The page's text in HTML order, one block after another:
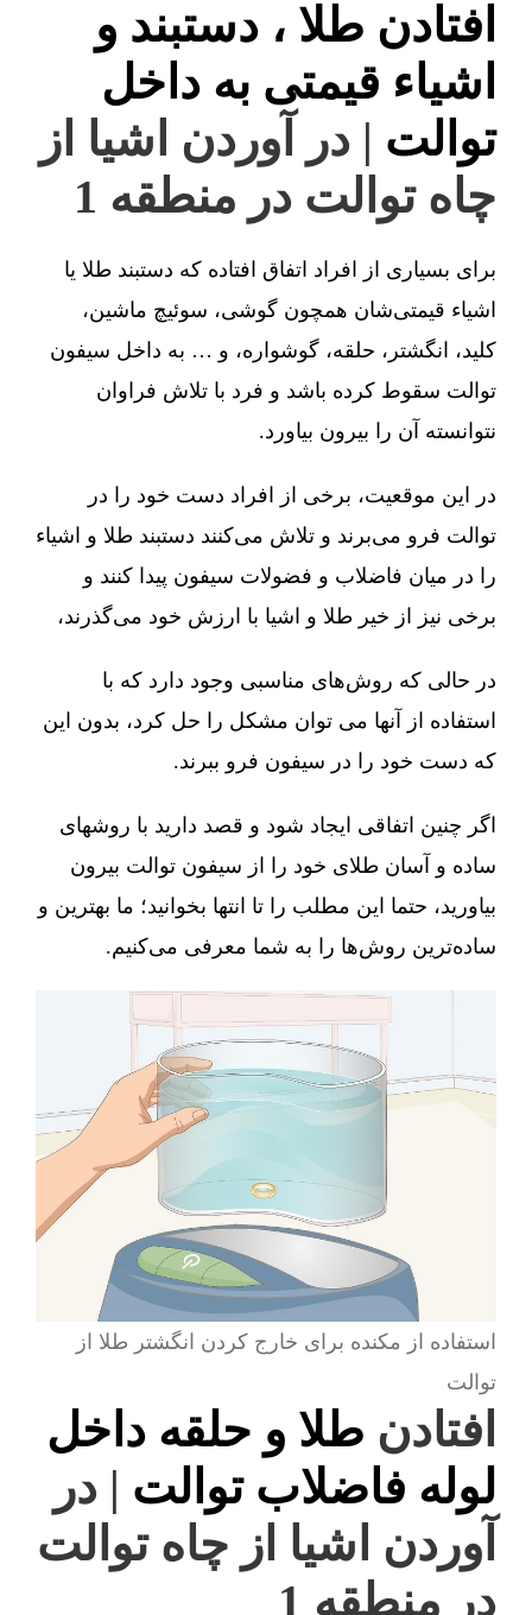
افتادن طلا ، دستبند و
اشیاء قیمتی به داخل
توالت | در آوردن اشیا از
چاه توالت در منطقه 1
برای بسیاری از افراد اتفاق افتاده که دستبند طلا یا
اشیاء قیمتی‌شان همچون گوشی، سوئیچ ماشین،
کلید، انگشتر، حلقه، گوشواره، و … به داخل سیفون
توالت سقوط کرده باشد و فرد با تلاش فراوان
نتوانسته آن را بیرون بیاورد.
در این موقعیت، برخی از افراد دست خود را در
توالت فرو می‌برند و تلاش می‌کنند دستبند طلا و اشیاء
را در میان فاضلاب و فضولات سیفون پیدا کنند و
برخی نیز از خیر طلا و اشیا با ارزش خود می‌گذرند،
در حالی که روش‌های مناسبی وجود دارد که با
استفاده از آنها می توان مشکل را حل کرد، بدون این
که دست خود را در سیفون فرو ببرند.
اگر چنین اتفاقی ایجاد شود و قصد دارید با روشهای
ساده و آسان طلای خود را از سیفون توالت بیرون
بیاورید، حتما این مطلب را تا انتها بخوانید؛ ما بهترین و
ساده‌ترین روش‌ها را به شما معرفی می‌کنیم.
استفاده از مکنده برای خارج کردن انگشتر طلا از
توالت
افتادن طلا و حلقه داخل
لوله فاضلاب توالت | در
آوردن اشیا از چاه توالت
در منطقه 1